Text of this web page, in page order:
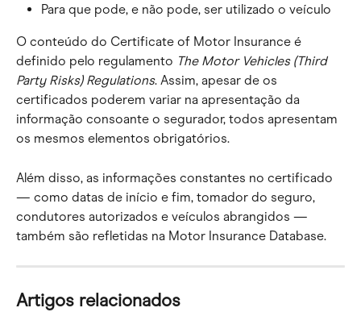
Para que pode, e não pode, ser utilizado o veículo
O conteúdo do Certificate of Motor Insurance é
definido pelo regulamento The Motor Vehicles (Third
Party Risks) Regulations. Assim, apesar de os
certificados poderem variar na apresentação da
informação consoante o segurador, todos apresentam
os mesmos elementos obrigatórios.
Além disso, as informações constantes no certificado
— como datas de início e fim, tomador do seguro,
condutores autorizados e veículos abrangidos —
também são refletidas na Motor Insurance Database.
Artigos relacionados